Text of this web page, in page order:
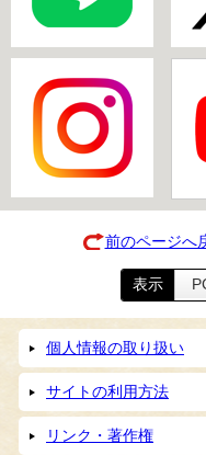
前のページへ
表示
個人情報の取り扱い
サイトの利用方法
リンク・著作権